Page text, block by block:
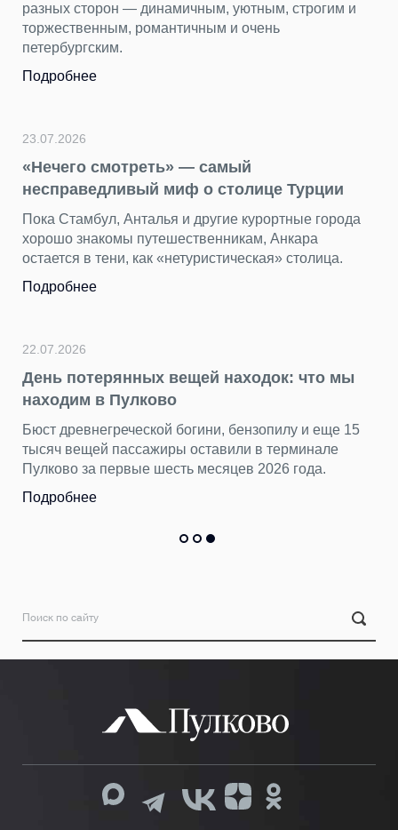
разных сторон — динамичным, уютным, строгим и
торжественным, романтичным и очень
петербургским.
Подробнее
23.07.2026
«Нечего смотреть» — самый
несправедливый миф о столице Турции
Пока Стамбул, Анталья и другие курортные города
хорошо знакомы путешественникам, Анкара
остается в тени, как «нетуристическая» столица.
Подробнее
22.07.2026
День потерянных вещей находок: что мы
находим в Пулково
Бюст древнегреческой богини, бензопилу и еще 15
тысяч вещей пассажиры оставили в терминале
Пулково за первые шесть месяцев 2026 года.
Подробнее